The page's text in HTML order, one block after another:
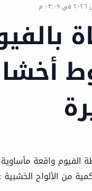
أخشاب
واقعة
من الألواح